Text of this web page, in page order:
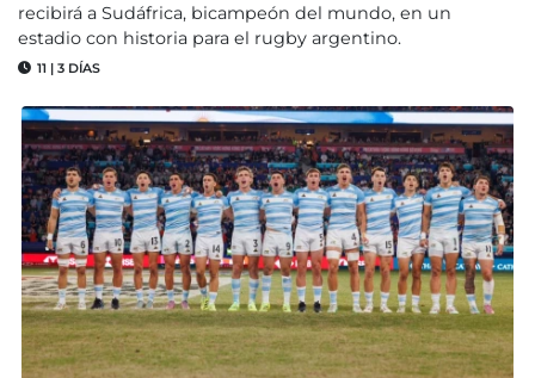
recibirá a Sudáfrica, bicampeón del mundo, en un
estadio con historia para el rugby argentino.
11 | 3 DÍAS